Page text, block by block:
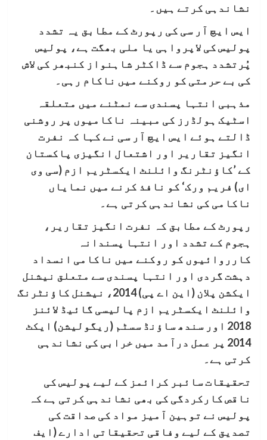
نشاندہی کرتے ہیں۔
ایس ایچ آر سی کی رپورٹ کے مطابق یہ تشدد
پولیس کی لاپرواہی یا ملی بھگت ہے، پولیس
پُرتشدد ہجوم سے ڈاکٹر شاہنواز کنبھر کی لاش
کی بے حرمتی کو روکنے میں ناکام رہی۔
مذہبی انتہا پسندی سے نمٹنے میں متعلقہ
اسٹیک ہولڈرز کی مبینہ ناکامیوں پر روشنی
ڈالتے ہوئے ایس ایچ آر سی نے کہا کہ نفرت
انگیز تقاریر اور اشتعال انگیزی پاکستان
کے ’کاؤنٹرنگ وائلنٹ ایکسٹریم ازم (سی وی
ای) فریم ورک‘ کو نافذ کرنے میں نمایاں
ناکامی کی نشاندہی کرتی ہے۔
رپورٹ کے مطابق کہ نفرت انگیز تقاریر،
ہجوم کے تشدد اور انتہا پسندانہ
کارروائیوں کو روکنے میں ناکامی انسداد
دہشت گردی اور انتہا پسندی سے متعلق نیشنل
ایکشن پلان (این اے پی) 2014، نیشنل کاؤنٹرنگ
وائلنٹ ایکسٹریم ازم پالیسی گائیڈ لائنز
2018 اور سندھ ساؤنڈ سسٹم (ریگولیشن) ایکٹ
2014 پر عمل درآمد میں خرابی کی نشاندہی
کرتی ہے۔
تحقیقات سائبر کرائمز کے لیے پولیس کی
ناقص کارکردگی کی بھی نشاندہی کرتی ہے کہ
پولیس نے توہین آمیز مواد کی صداقت کی
تصدیق کے لیے وفاقی تحقیقاتی ادارے (ایف